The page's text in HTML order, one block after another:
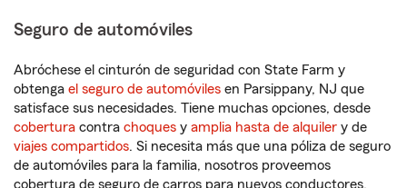
Seguro de automóviles
Abróchese el cinturón de seguridad con State Farm y
obtenga el seguro de automóviles en Parsippany, NJ que
satisface sus necesidades. Tiene muchas opciones, desde
cobertura contra choques y amplia hasta de alquiler y de
viajes compartidos. Si necesita más que una póliza de seguro
de automóviles para la familia, nosotros proveemos
cobertura de seguro de carros para nuevos conductores,